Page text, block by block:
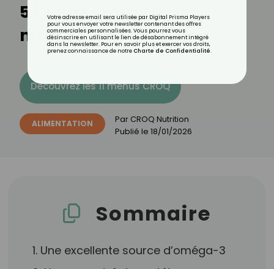
5 bonnes raisons de
manger des anchois
Découvrez les 11 menus CROQ
ALIMENTATION Par CROQ Nutrition
Publié le 18/01/2026
Sommaire
1. Une excellente source d’oméga-3
Votre adresse email sera utilisée par Digital Prisma Players
pour vous envoyer votre newsletter contenant des offres
commerciales personnalisées. Vous pourrez vous
désinscrire en utilisant le lien de désabonnement intégré
dans la newsletter. Pour en savoir plus et exercer vos droits,
prenez connaissance de notre Charte de Confidentialité.